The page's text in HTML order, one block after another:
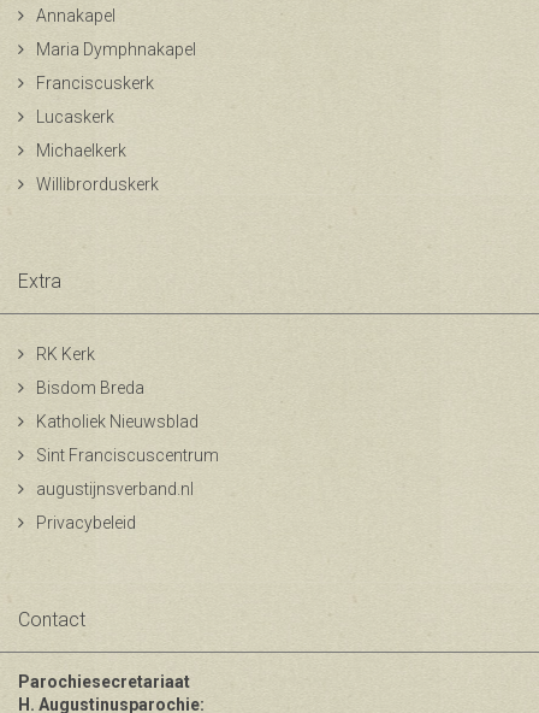
Annakapel
Maria Dymphnakapel
Franciscuskerk
Lucaskerk
Michaelkerk
Willibrorduskerk
Extra
RK Kerk
Bisdom Breda
Katholiek Nieuwsblad
Sint Franciscuscentrum
augustijnsverband.nl
Privacybeleid
Contact
Parochiesecretariaat
H. Augustinusparochie: